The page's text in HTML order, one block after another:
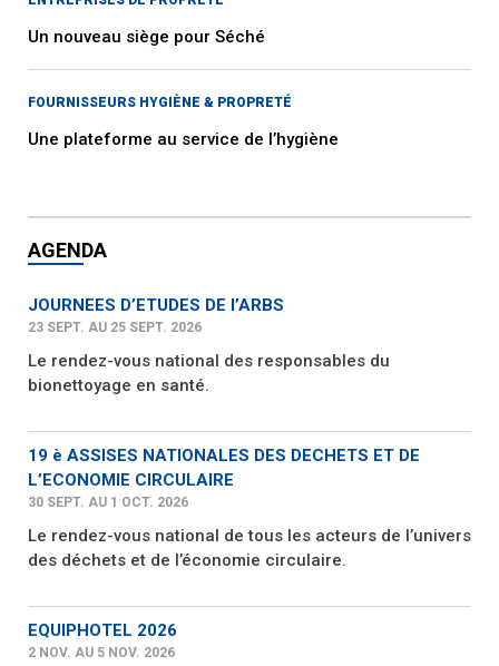
Un nouveau siège pour Séché
FOURNISSEURS HYGIÈNE & PROPRETÉ
Une plateforme au service de l’hygiène
AGENDA
JOURNEES D’ETUDES DE l’ARBS
23 SEPT. AU 25 SEPT. 2026
Le rendez-vous national des responsables du
bionettoyage en santé.
19 è ASSISES NATIONALES DES DECHETS ET DE
L’ECONOMIE CIRCULAIRE
30 SEPT. AU 1 OCT. 2026
Le rendez-vous national de tous les acteurs de l’univers
des déchets et de l’économie circulaire.
EQUIPHOTEL 2026
2 NOV. AU 5 NOV. 2026